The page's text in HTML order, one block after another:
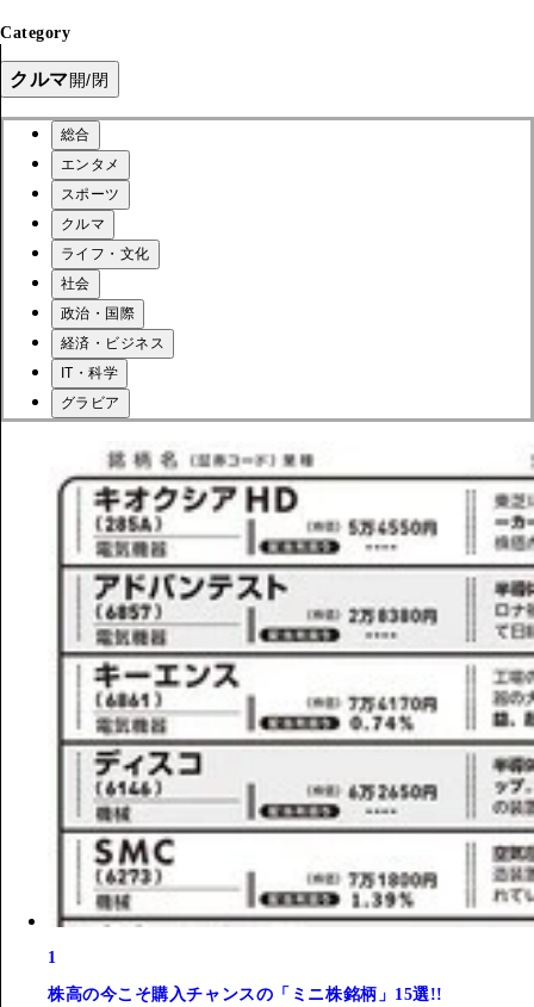
Category
クルマ開/閉
総合
エンタメ
スポーツ
クルマ
ライフ・文化
社会
政治・国際
経済・ビジネス
IT・科学
グラビア
1
株高の今こそ購入チャンスの「ミニ株銘柄」15選!!